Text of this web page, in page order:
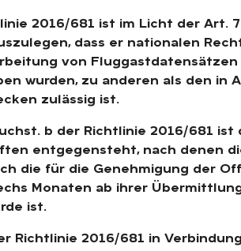
2016/681 ist im Licht der Art.
dass er nationalen
von Fluggastdatensätzen
wurden, zu anderen als den in
zulässig ist.
b der Richtlinie 2016/681
entgegensteht, nach denen
die für die Genehmigung der
Monaten ab ihrer
ist.
Richtlinie 2016/681 in